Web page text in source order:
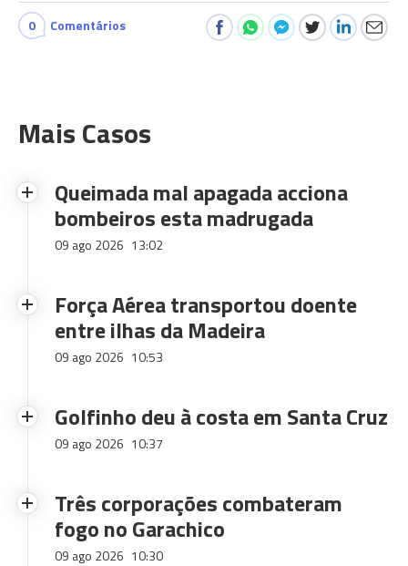
0 Comentários
Mais Casos
Queimada mal apagada acciona
bombeiros esta madrugada
09 ago 2026 13:02
Força Aérea transportou doente
entre ilhas da Madeira
09 ago 2026 10:53
Golfinho deu à costa em Santa Cruz
09 ago 2026 10:37
Três corporações combateram
fogo no Garachico
09 ago 2026 10:30